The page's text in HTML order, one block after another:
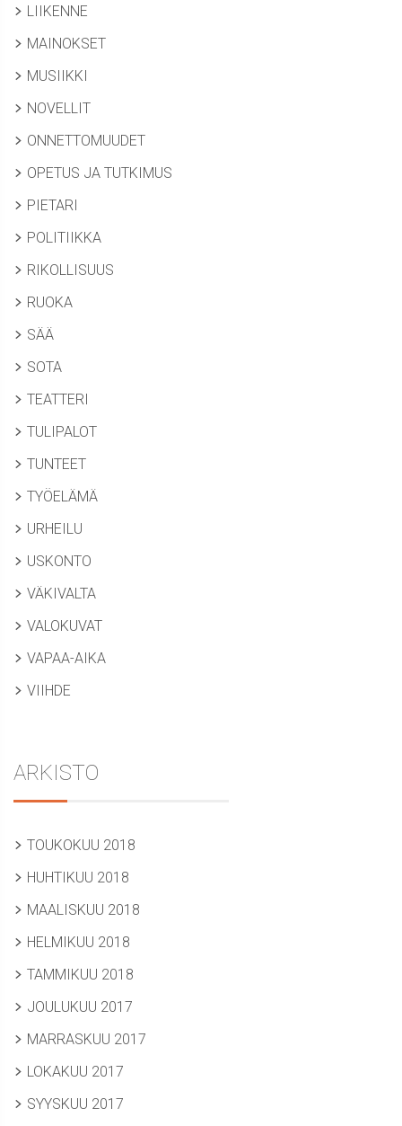
LIIKENNE
MAINOKSET
MUSIIKKI
NOVELLIT
ONNETTOMUUDET
OPETUS JA TUTKIMUS
PIETARI
POLITIIKKA
RIKOLLISUUS
RUOKA
SÄÄ
SOTA
TEATTERI
TULIPALOT
TUNTEET
TYÖELÄMÄ
URHEILU
USKONTO
VÄKIVALTA
VALOKUVAT
VAPAA-AIKA
VIIHDE
ARKISTO
TOUKOKUU 2018
HUHTIKUU 2018
MAALISKUU 2018
HELMIKUU 2018
TAMMIKUU 2018
JOULUKUU 2017
MARRASKUU 2017
LOKAKUU 2017
SYYSKUU 2017